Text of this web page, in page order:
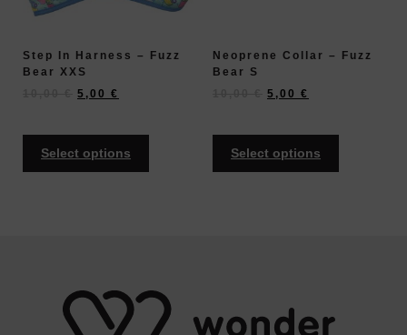
Step In Harness – Fuzz
Bear XXS
5,00 €
Select options
Neoprene Collar – Fuzz
Bear S
5,00 €
Select options